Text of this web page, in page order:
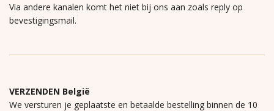
Via andere kanalen komt het niet bij ons aan zoals reply op
bevestigingsmail.
VERZENDEN België
We versturen je geplaatste en betaalde bestelling binnen de 10